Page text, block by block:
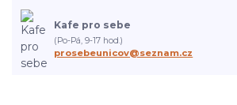
Kafe pro sebe
(Po-Pá, 9-17 hod.)
prosebeunicov@seznam.cz